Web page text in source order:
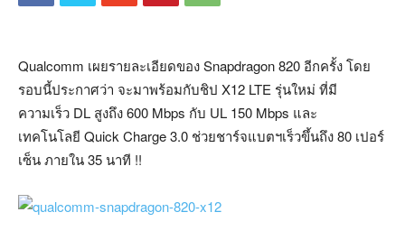
Qualcomm เผยรายละเอียดของ Snapdragon 820 อีกครั้ง โดย
รอบนี้ประกาศว่า จะมาพร้อมกับชิป X12 LTE รุ่นใหม่ ที่มี
ความเร็ว DL สูงถึง 600 Mbps กับ UL 150 Mbps และ
เทคโนโลยี Quick Charge 3.0 ช่วยชาร์จแบตฯเร็วขึ้นถึง 80 เปอร์
เซ็น ภายใน 35 นาที !!